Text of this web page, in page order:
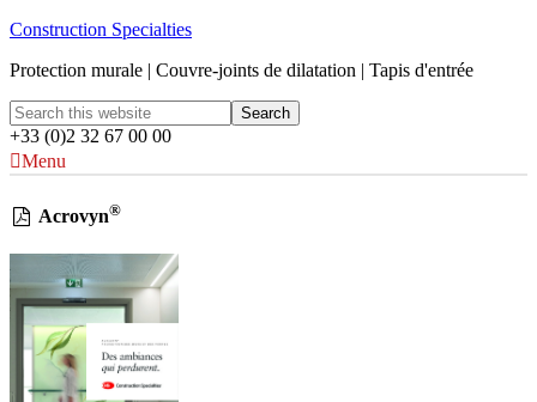
Construction Specialties
Protection murale | Couvre-joints de dilatation | Tapis d'entrée
+33 (0)2 32 67 00 00
Menu
Acrovyn®